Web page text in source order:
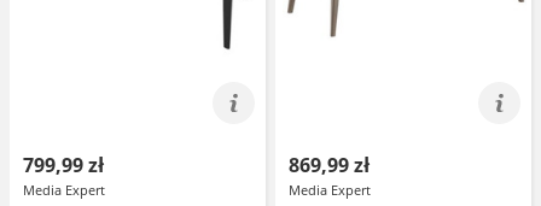
799,99 zł
Media Expert
869,99 zł
Media Expert